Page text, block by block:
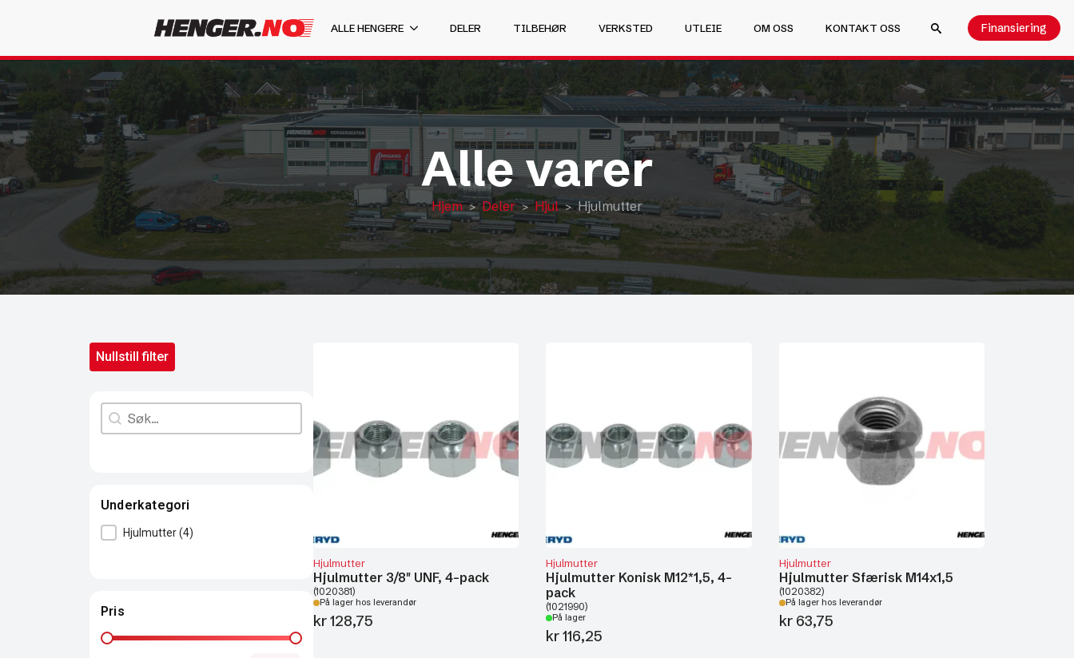
ALLE HENGERE DELER TILBEHØR VERKSTED UTLEIE OM OSS
KONTAKT OSS
Finansiering
Alle varer
Hjem Deler Hjul Hjulmutter
Nullstill filter
Søk
Search content
Underkategori
Underkategori
Hjulmutter(4)
Pris
Pris
Hjulmutter
Hjulmutter 3/8" UNF, 4-pack
(1020381)
På lager hos leverandør
kr128,75
Hjulmutter
Hjulmutter Konisk M12*1,5, 4-
pack
(1021990)
På lager
kr116,25
Hjulmutter
Hjulmutter Sfærisk M14x1,5
(1020382)
På lager hos leverandør
kr63,75